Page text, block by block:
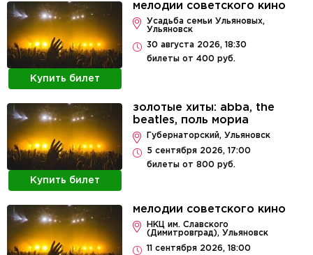
Купить билет
мелодии советского кино
Усадьба семьи Ульяновых,
Ульяновск
30 августа 2026, 18:30
билеты от 400 руб.
Купить билет
золотые хиты: abba, the
beatles, поль мориа
Губернаторский, Ульяновск
5 сентября 2026, 17:00
билеты от 800 руб.
мелодии советского кино
НКЦ им. Славского
(Димитровград), Ульяновск
11 сентября 2026, 18:00